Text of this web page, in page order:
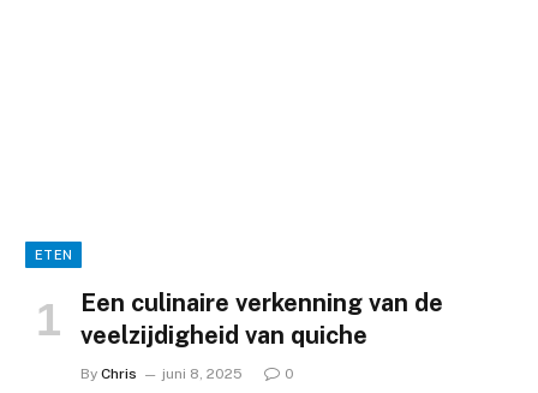
ETEN
Een culinaire verkenning van de
veelzijdigheid van quiche
By Chris juni 8, 2025 0